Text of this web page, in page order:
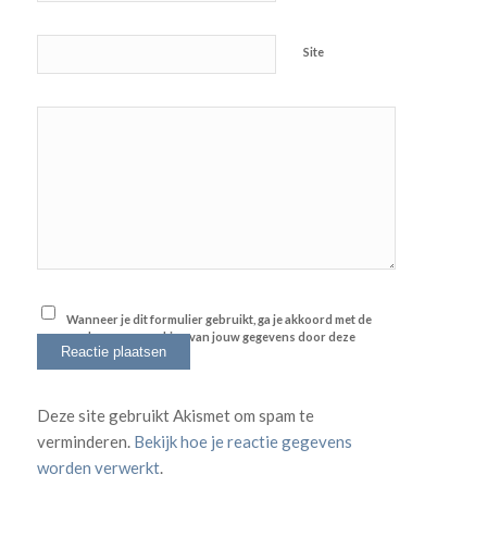
Site
Wanneer je dit formulier gebruikt, ga je akkoord met de
opslag en verwerking van jouw gegevens door deze
website.*
Deze site gebruikt Akismet om spam te
verminderen. Bekijk hoe je reactie gegevens
worden verwerkt.